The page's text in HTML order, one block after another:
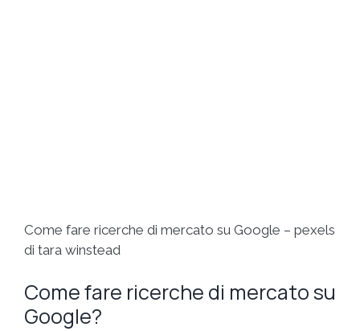
Come fare ricerche di mercato su Google – pexels
di tara winstead
Come fare ricerche di mercato su
Google?